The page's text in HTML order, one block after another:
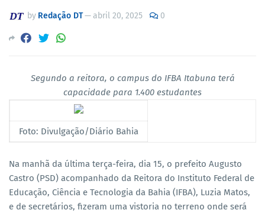
by Redação DT—abril 20, 2025 0
Segundo a reitora, o campus do IFBA Itabuna terá
capacidade para 1.400 estudantes
Foto: Divulgação/Diário Bahia
Na manhã da última terça-feira, dia 15, o prefeito Augusto
Castro (PSD) acompanhado da Reitora do Instituto Federal de
Educação, Ciência e Tecnologia da Bahia (IFBA), Luzia Matos,
e de secretários, fizeram uma vistoria no terreno onde será